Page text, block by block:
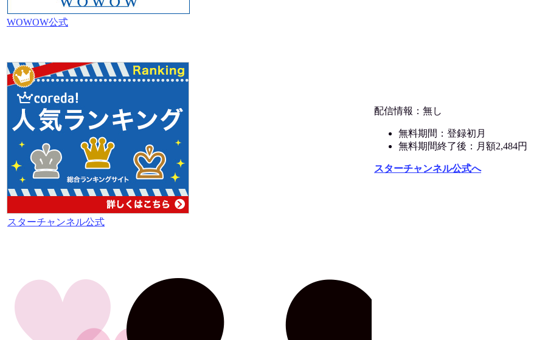
WOWOW公式
スターチャンネル公式
配信情報：無し
無料期間：登録初月
無料期間終了後：月額2,484円
スターチャンネル公式へ